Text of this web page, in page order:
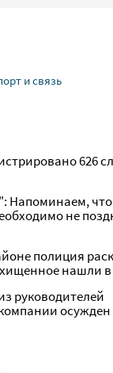
и связь
626
Напоминаем,
не
полиция
нашли в
руководителей
осужден